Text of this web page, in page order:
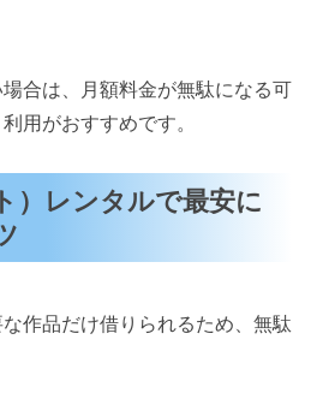
合は、月額料金が無駄になる可
用がおすすめです。
）レンタルで最安に
作品だけ借りられるため、無駄